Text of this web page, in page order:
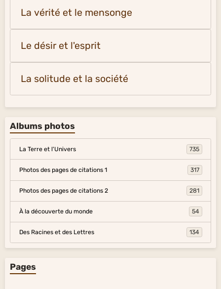
La vérité et le mensonge
Le désir et l'esprit
La solitude et la société
Albums photos
La Terre et l'Univers 735
Photos des pages de citations 1 317
Photos des pages de citations 2 281
À la découverte du monde 54
Des Racines et des Lettres 134
Pages